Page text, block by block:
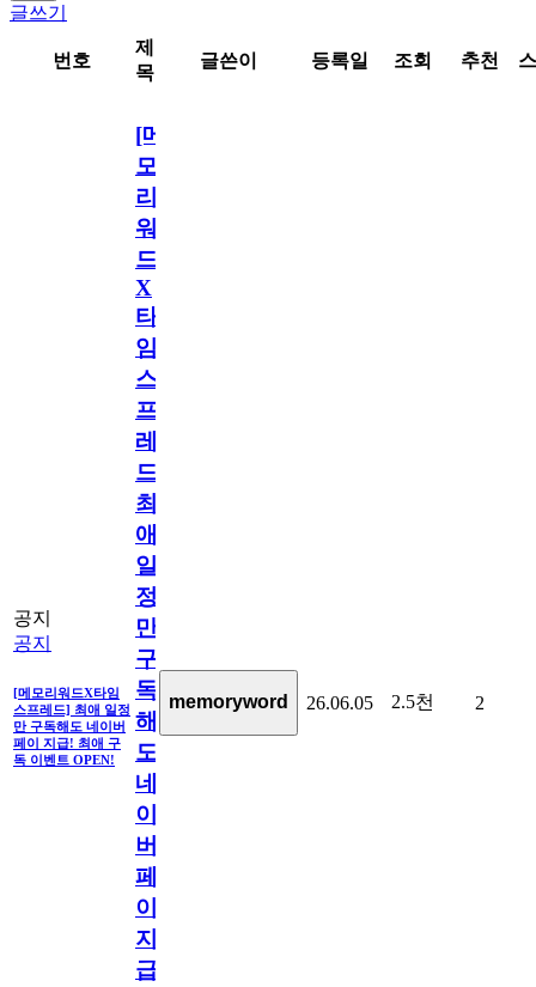
글쓰기
번호
제
목
글쓴이 등록일 조회 추천
공지
공지
[메모리워드X타임
스프레드] 최애 일정
만 구독해도 네이버
페이 지급! 최애 구
독 이벤트 OPEN!
[메
모
리
워
드
X
타
임
스
프
레
드]
최
애
일
정
만
구
독
해
도
네
이
버
페
이
지
급!
memoryword 26.06.05 2.5천 2